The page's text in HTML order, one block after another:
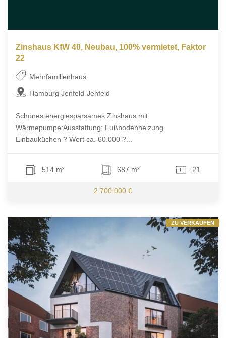
Zinshaus KfW 40, Neubau, 100% vermietet, Faktor
22
Mehrfamilienhaus
Hamburg Jenfeld-Jenfeld
Schönes energiesparsames Zinshaus mit
Wärmepumpe:Ausstattung: Fußbodenheizung
Einbauküchen ? Wert ca. 60.000 ?...
514 m² 687 m² 21
2.700.000 €
ZU VERKAUFEN